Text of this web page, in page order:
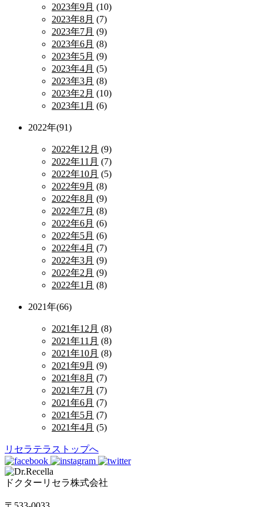
2023年9月 (10)
2023年8月 (7)
2023年7月 (9)
2023年6月 (8)
2023年5月 (9)
2023年4月 (5)
2023年3月 (8)
2023年2月 (10)
2023年1月 (6)
2022年(91)
2022年12月 (9)
2022年11月 (7)
2022年10月 (5)
2022年9月 (8)
2022年8月 (9)
2022年7月 (8)
2022年6月 (6)
2022年5月 (6)
2022年4月 (7)
2022年3月 (9)
2022年2月 (9)
2022年1月 (8)
2021年(66)
2021年12月 (8)
2021年11月 (8)
2021年10月 (8)
2021年9月 (9)
2021年8月 (7)
2021年7月 (7)
2021年6月 (7)
2021年5月 (7)
2021年4月 (5)
リセラテラストップへ
ドクターリセラ株式会社